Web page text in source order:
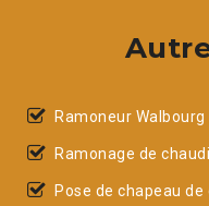
Ramoneur Walbourg
Ramonage de
Pose de chapeau